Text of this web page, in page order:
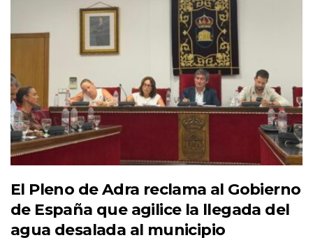
El Pleno de Adra reclama al Gobierno
de España que agilice la llegada del
agua desalada al municipio